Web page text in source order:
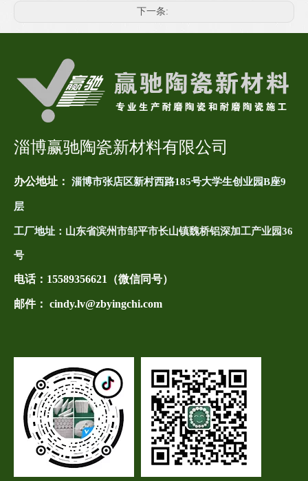
下一条:
淄博赢驰陶瓷新材料有限公司
办公地址： 淄博市张店区新村西路185号大学生创业园B座9
层
工厂地址： 山东省滨州市邹平市长山镇魏桥铝深加工产业园36
号
电话： 15589356621（微信同号）
邮件： cindy.lv@zbyingchi.com